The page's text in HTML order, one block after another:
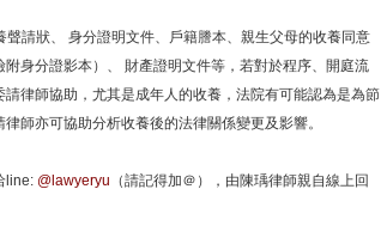
聲請狀、 身分證明文件、戶籍謄本、親生父母的收養同意
附身分證影本）、 財產證明文件等，若對於程序、開庭流
請律師協助，尤其是成年人的收養，法院有可能認為是為節
師亦可協助分析收養後的法律關係變更及影響。
line: @lawyeryu （請記得加＠），由陳瑀律師親自線上回